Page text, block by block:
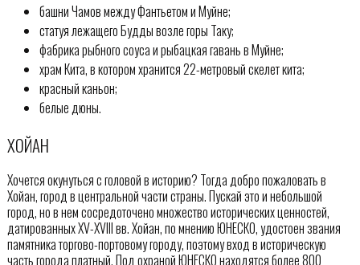
башни Чамов между Фантьетом и Муйне;
статуя лежащего Будды возле горы Таку;
фабрика рыбного соуса и рыбацкая гавань в Муйне;
храм Кита, в котором хранится 22-метровый скелет кита;
красный каньон;
белые дюны.
ХОЙАН
Хочется окунуться с головой в историю? Тогда добро пожаловать в
Хойан, город в центральной части страны. Пускай это и небольшой
город, но в нем сосредоточено множество исторических ценностей,
датированных XV-XVIII вв. Хойан, по мнению ЮНЕСКО, удостоен звания
памятника торгово-портовому городу, поэтому вход в историческую
часть города платный. Под охраной ЮНЕСКО находятся более 800